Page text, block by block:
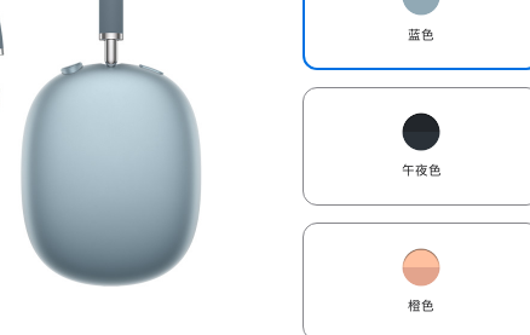
蓝色
午夜色
橙色